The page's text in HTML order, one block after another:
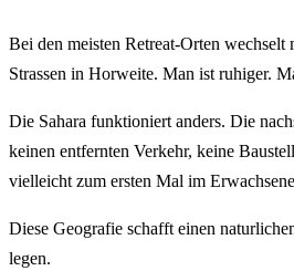
Bei den meisten Retreat-Orten
Strassen in Horweite. Man ist ruhiger.
Die Sahara funktioniert anders. Die
keinen entfernten Verkehr, keine
vielleicht zum ersten Mal im
Diese Geografie schafft einen
legen.